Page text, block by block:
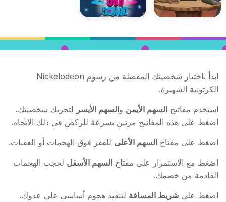
ابدأ باختيار شخصيتك المفضلة من رسوم Nickelodeon
الكرتونية الشهيرة.
استخدم مفاتيح السهم الأيمن والسهم الأيسر لتحريك شخصيتك.
اضغط على هذه المفاتيح مرتين بسرعة للركض في ذلك الاتجاه.
اضغط على مفتاح السهم الأعلى للقفز فوق الهجمات أو العقبات.
اضغط مع الاستمرار على مفتاح السهم الأسفل لحجب الهجمات
القادمة من خصمك.
اضغط على شريط المسافة لتنفيذ هجوم أساسي على عدوك.